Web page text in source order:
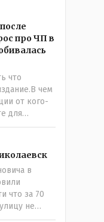
про ЧП в
что
чем
от кого-
для
потомв
что за 70
не